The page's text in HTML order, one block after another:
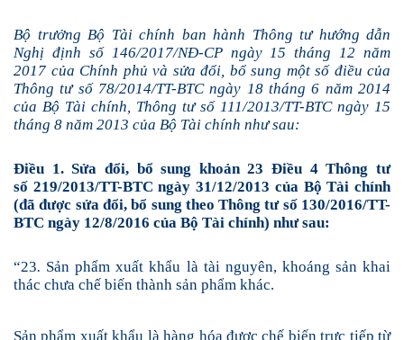
Bộ trưởng Bộ Tài chính ban hành Thông tư hướng dẫn
Nghị định số 146/2017/NĐ-CP ngày 15 tháng 12 năm
2017 của Chính phủ và sửa đổi, bổ sung một số điều của
Thông tư số 78/2014/TT-BTC ngày 18 tháng 6 năm 2014
của Bộ Tài chính, Thông tư số 111/2013/TT-BTC ngày 15
tháng 8 năm 2013 của Bộ Tài chính như sau:
Điều 1. Sửa đổi, bổ sung khoản 23 Điều 4 Thông tư
số 219/2013/TT-BTC ngày 31/12/2013 của Bộ Tài chính
(đã được sửa đổi, bổ sung theo Thông tư số 130/2016/TT-
BTC ngày 12/8/2016 của Bộ Tài chính) như sau:
“23. Sản phẩm xuất khẩu là tài nguyên, khoáng sảnkhai
thác chưa chế biến thành sản phẩm khác.
Sản phẩm xuất khẩu là hàng hóa được chế biến trực tiếp từ